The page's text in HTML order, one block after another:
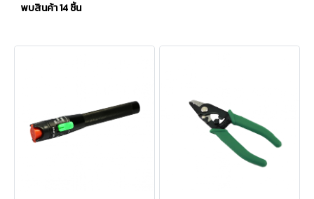
พบสินค้า 14 ชิ้น